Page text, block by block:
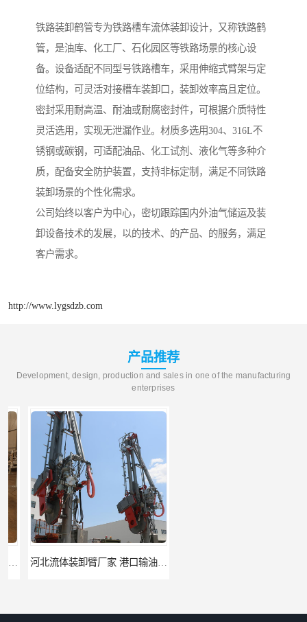
铁路装卸鹤管专为铁路槽车流体装卸设计，又称铁路鹤
管，是油库、化工厂、石化园区等铁路场景的核心设
备。设备适配不同型号铁路槽车，采用伸缩式臂架与定
位结构，可灵活对接槽车装卸口，装卸效率高且定位。
密封采用耐高温、耐油或耐腐密封件，可根据介质特性
灵活选用，实现无泄漏作业。材质多选用304、316L不
锈钢或碳钢，可适配油品、化工试剂、液化气等多种介
质，配备安全防护装置，支持非标定制，满足不同铁路
装卸场景的个性化需求。
公司始终以客户为中心，密切跟踪国内外油气储运及装
卸设备技术的发展，以的技术、的产品、的服务，满足
客户需求。
http://www.lygsdzb.com
产品推荐
Development, design, production and sales in one of the manufacturing
enterprises
河北流体装卸臂厂家 港口输油臂 节能环保